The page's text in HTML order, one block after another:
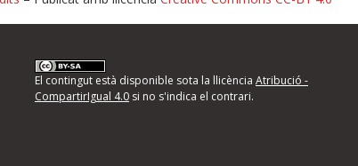
d'errors
següents i descriviu quina és la millora que
El contingut està disponible sota la llicència Atribució -
CompartirIgual 4.0si no s'indica el contrari.